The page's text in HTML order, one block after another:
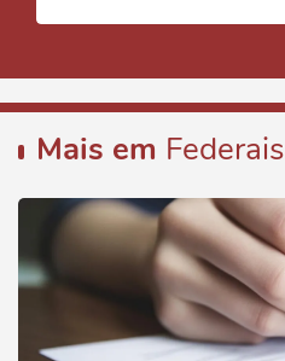
Mais em Federais